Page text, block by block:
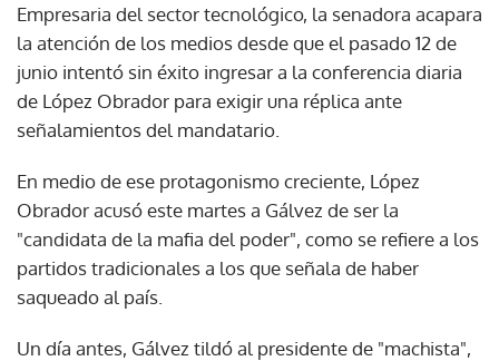
Empresaria del sector tecnológico, la senadora acapara
la atención de los medios desde que el pasado 12 de
junio intentó sin éxito ingresar a la conferencia diaria
de López Obrador para exigir una réplica ante
señalamientos del mandatario.
En medio de ese protagonismo creciente, López
Obrador acusó este martes a Gálvez de ser la
"candidata de la mafia del poder", como se refiere a los
partidos tradicionales a los que señala de haber
saqueado al país.
Un día antes, Gálvez tildó al presidente de "machista",